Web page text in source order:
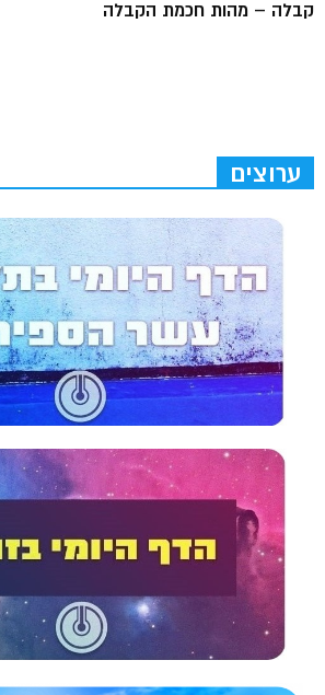
קבלה – מהות חכמת הקבלה
ערוצים